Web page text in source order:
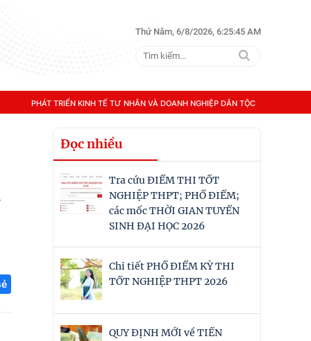
Thứ Năm, 6/8/2026, 6:25:46 AM
PHÁT TRIỂN KINH TẾ TƯ NHÂN VÀ DOANH NGHIỆP DÂN TỘC
Đọc nhiều
Tra cứu ĐIỂM THI TỐT
NGHIỆP THPT; PHỔ ĐIỂM;
các mốc THỜI GIAN TUYỂN
SINH ĐẠI HỌC 2026
Chi tiết PHỔ ĐIỂM KỲ THI
TỐT NGHIỆP THPT 2026
QUY ĐỊNH MỚI về TIỀN